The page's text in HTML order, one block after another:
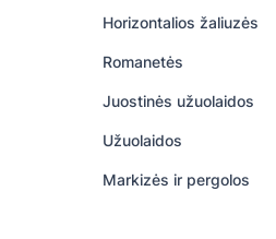
Horizontalios žaliuzės
Romanetės
Juostinės užuolaidos
Užuolaidos
Markizės ir pergolos